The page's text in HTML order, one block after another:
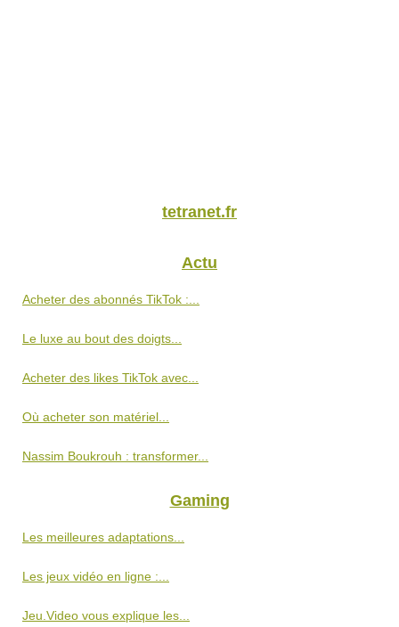
tetranet.fr
Actu
Acheter des abonnés TikTok :...
Le luxe au bout des doigts...
Acheter des likes TikTok avec...
Où acheter son matériel...
Nassim Boukrouh : transformer...
Gaming
Les meilleures adaptations...
Les jeux vidéo en ligne :...
Jeu.Video vous explique les...